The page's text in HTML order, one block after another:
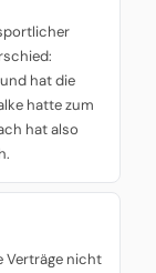
hat die
hatte zum
hat also
Verträge nicht